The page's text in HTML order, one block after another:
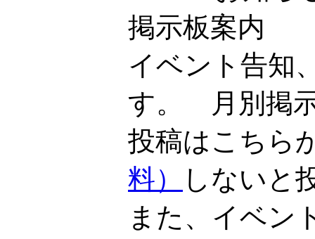
掲示板案内
イベント告知
す。 月別掲
投稿はこち
料）
しないと
また、イベン